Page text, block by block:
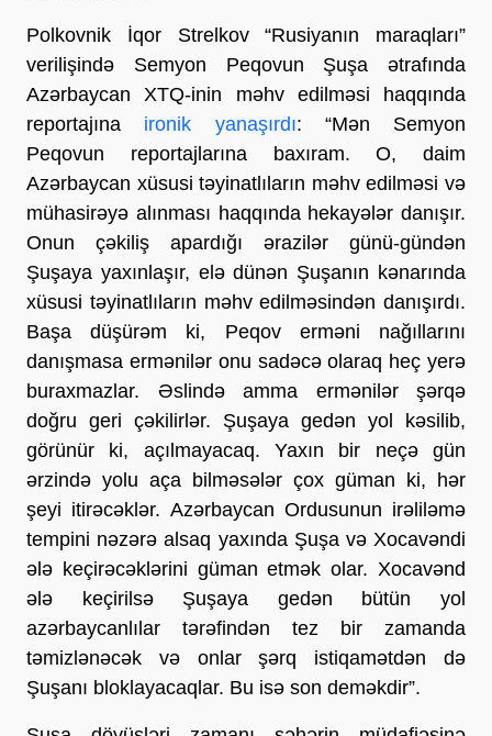
Polkovnik İqor Strelkov “Rusiyanın maraqları”
verilişində Semyon Peqovun Şuşa ətrafında
Azərbaycan XTQ-inin məhv edilməsi haqqında
reportajına ironik yanaşırdı: “Mən Semyon
Peqovun reportajlarına baxıram. O, daim
Azərbaycan xüsusi təyinatlıların məhv edilməsi və
mühasirəyə alınması haqqında hekayələr danışır.
Onun çəkiliş apardığı ərazilər günü-gündən
Şuşaya yaxınlaşır, elə dünən Şuşanın kənarında
xüsusi təyinatlıların məhv edilməsindən danışırdı.
Başa düşürəm ki, Peqov erməni nağıllarını
danışmasa ermənilər onu sadəcə olaraq heç yerə
buraxmazlar. Əslində amma ermənilər şərqə
doğru geri çəkilirlər. Şuşaya gedən yol kəsilib,
görünür ki, açılmayacaq. Yaxın bir neçə gün
ərzində yolu aça bilməsələr çox güman ki, hər
şeyi itirəcəklər. Azərbaycan Ordusunun irəliləmə
tempini nəzərə alsaq yaxında Şuşa və Xocavəndi
ələ keçirəcəklərini güman etmək olar. Xocavənd
ələ keçirilsə Şuşaya gedən bütün yol
azərbaycanlılar tərəfindən tez bir zamanda
təmizlənəcək və onlar şərq istiqamətdən də
Şuşanı bloklayacaqlar. Bu isə son deməkdir”.